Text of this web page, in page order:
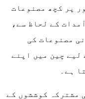
پر کچھ مصنوعات
کے لحاظ سے،
مصنوعات کی
لیے چین میں اپنے
ہے۔